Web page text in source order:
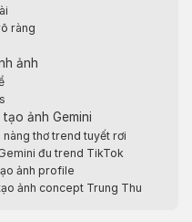
ràng
ảnh
ảnh Gemini
thơ trend tuyết rơi
đu trend TikTok
ảnh profile
ảnh concept Trung Thu